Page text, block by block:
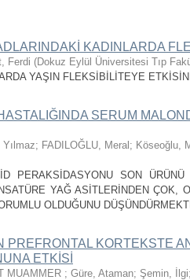
KADINLARDA
Ferdi (Dokuz Eylül Üniversitesi Tıp
YAŞIN FLEKSİBİLİTEYE
SERUM
; FADILOĞLU, Meral ; Köseoğlu,
PERAKSİDASYONU SON
YAĞ ASİTLERİNDEN ÇOK,
OLDUĞUNU
PREFRONTAL KORTEKSTE
ETKİSİ
MUAMMER ; Güre, Ataman; Şemin, İlgi;